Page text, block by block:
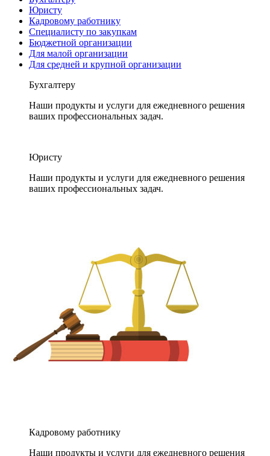
Юристу
Кадровому работнику
Специалисту по закупкам
Бюджетной организации
Для малой организации
Для средней и крупной организации
Бухгалтеру
Наши продукты и услуги для ежедневного решения
ваших профессиональных задач.
Юристу
Наши продукты и услуги для ежедневного решения
ваших профессиональных задач.
Кадровому работнику
Наши продукты и услуги для ежедневного решения